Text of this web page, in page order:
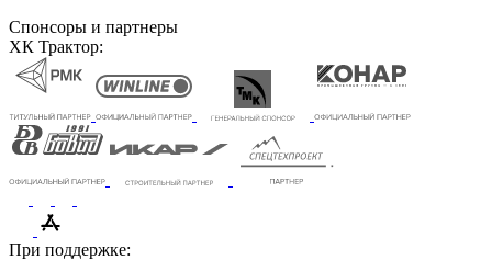
Спонсоры и партнеры
ХК Трактор:
При поддержке: